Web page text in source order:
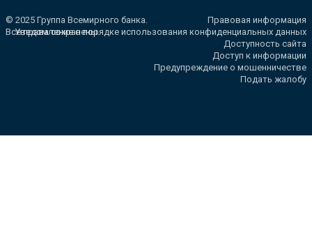
© 2025 Группа Всемирного банка.
Все права сохранены.
Правовая информация
Уведомление о порядке использования конфиденциальных данных
Доступность сайта
Доступ к информации
Предупреждение о мошенничестве
Подать жалобу